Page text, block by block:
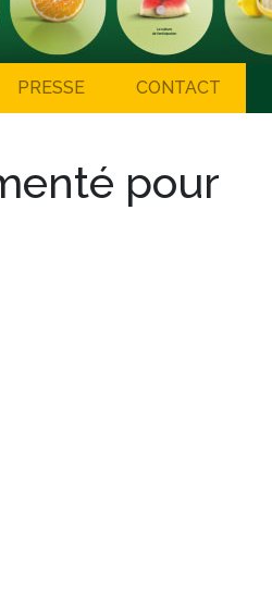
PRESSE CONTACT
pour